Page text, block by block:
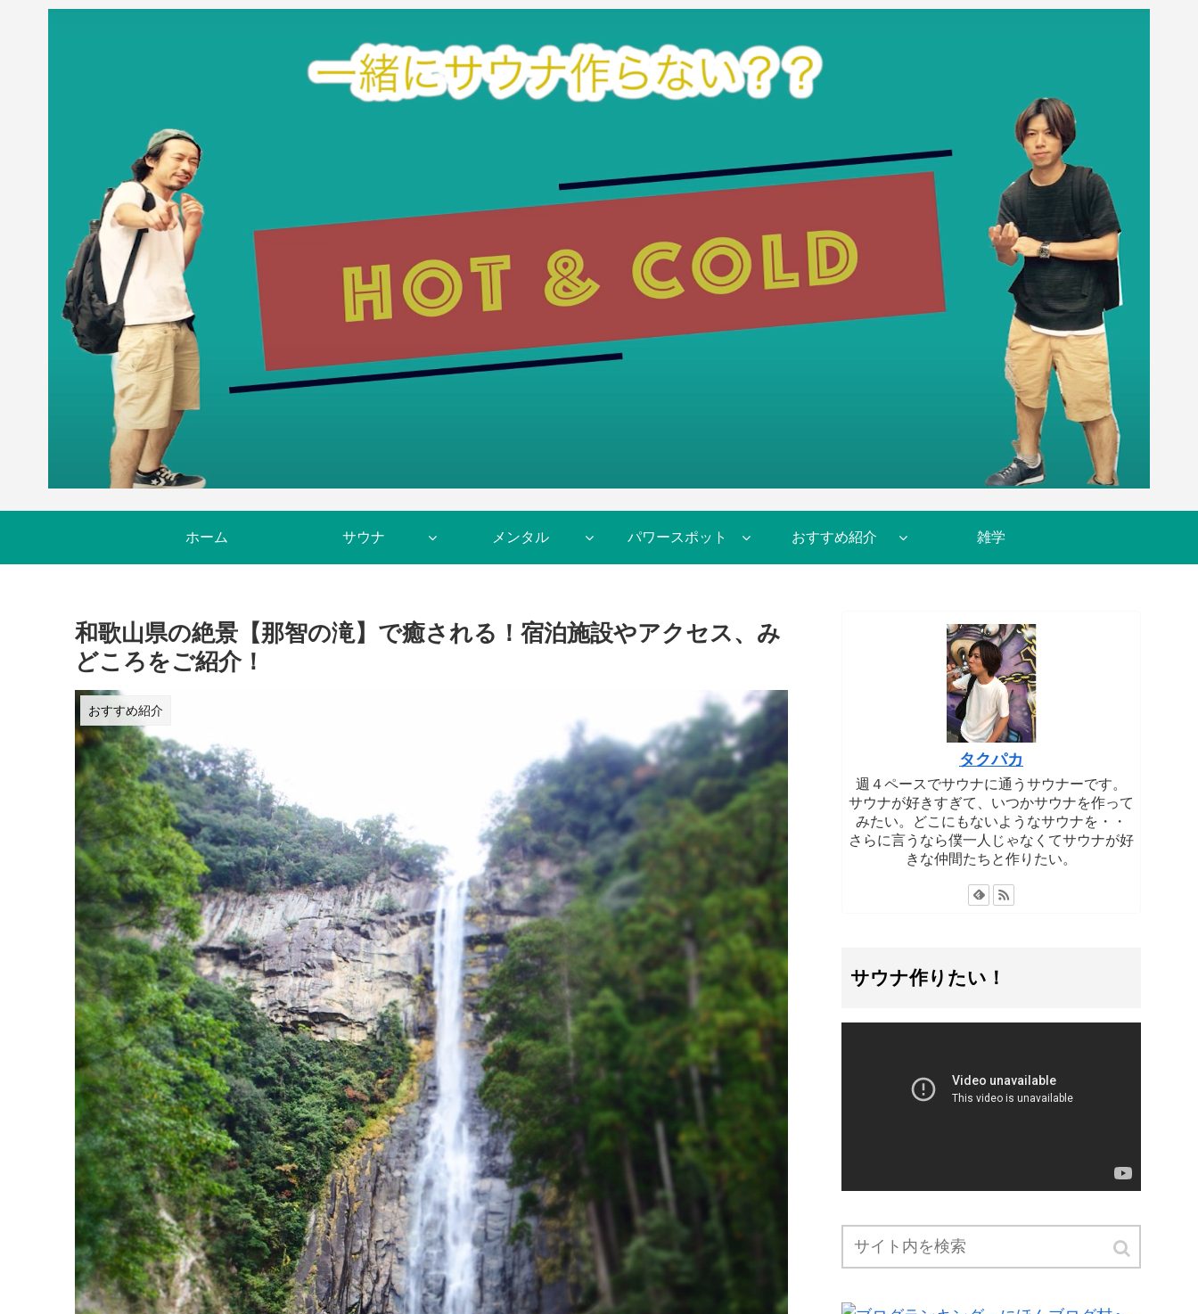
ホーム サウナ メンタル パワースポット おすすめ紹介 雑学
和歌山県の絶景【那智の滝】で癒される！宿泊施設やアクセス、み
どころをご紹介！
おすすめ紹介
タクパカ
週４ペースでサウナに通うサウナーです。
サウナが好きすぎて、いつかサウナを作って
みたい。どこにもないようなサウナを・・
さらに言うなら僕一人じゃなくてサウナが好
きな仲間たちと作りたい。
サウナ作りたい！